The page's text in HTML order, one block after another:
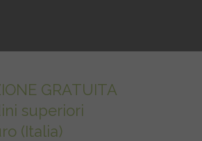
GRATUITA
superiori
(Italia)